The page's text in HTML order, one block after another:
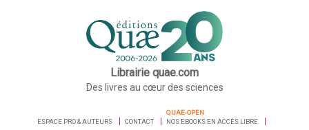
Librairie quae.com
Des livres au cœur des sciences
ESPACE PRO & AUTEURS CONTACT
QUAE-OPEN
NOS EBOOKS EN ACCÈS LIBRE